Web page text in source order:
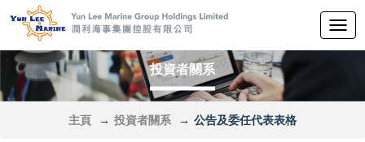
切
换
投資者關系
主頁 投資者關系 公告及委任代表表格